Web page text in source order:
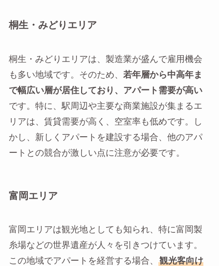
桐生・みどりエリア
桐生・みどりエリアは、製造業が盛んで雇用機会
も多い地域です。そのため、 若年層から中高年ま
で幅広い層が居住しており、アパート需要が高い
です。特に、駅周辺や主要な商業施設が集まるエ
リアは、賃貸需要が高く、空室率も低めです。し
かし、新しくアパートを建設する場合、他のアパ
ートとの競合が激しい点に注意が必要です。
富岡エリア
富岡エリアは観光地としても知られ、特に富岡製
糸場などの世界遺産が人々を引きつけています。
この地域でアパートを経営する場合、
観光客向け